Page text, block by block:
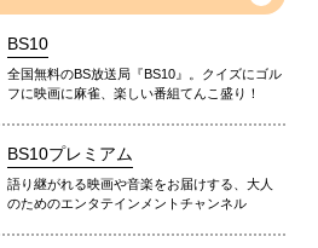
BS10
全国無料のBS放送局『BS10』。クイズにゴル
フに映画に麻雀、楽しい番組てんこ盛り！
BS10プレミアム
語り継がれる映画や音楽をお届けする、大人
のためのエンタテインメントチャンネル